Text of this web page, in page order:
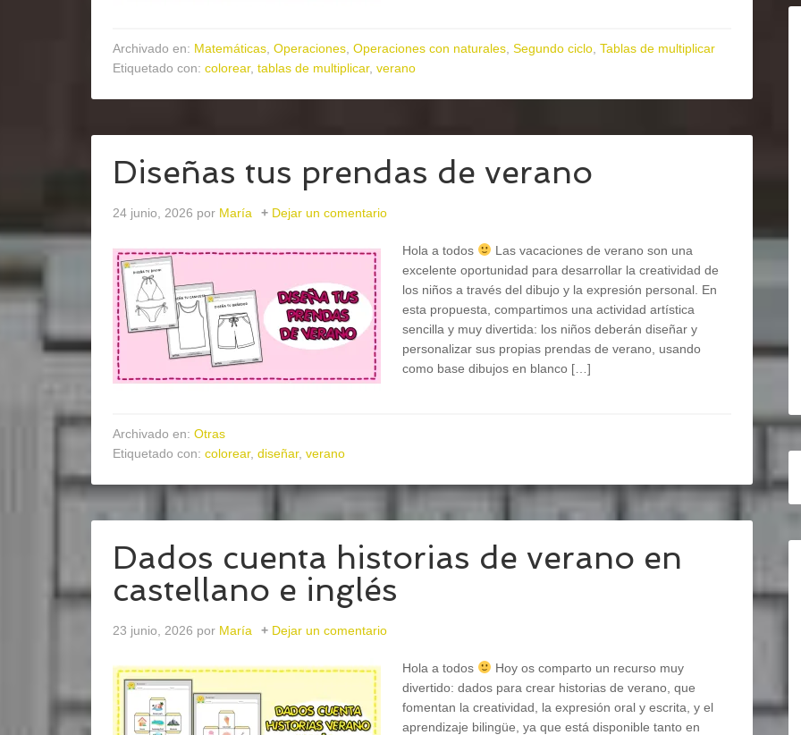
Archivado en: Matemáticas Operaciones Operaciones con naturales Segundo ciclo Tablas de multiplicar
Etiquetado con: colorear, tablas de multiplicar, verano
Diseñas tus prendas de verano
24 junio, 2026 por María Dejar un comentario
Hola a todos
Las vacaciones de verano son una
excelente oportunidad para desarrollar la creatividad de
los niños a través del dibujo y la expresión personal. En
esta propuesta, compartimos una actividad artística
sencilla y muy divertida: los niños deberán diseñar y
personalizar sus propias prendas de verano, usando
como base dibujos en blanco […]
Archivado en: Otras
Etiquetado con: colorear, diseñar, verano
Dados cuenta historias de verano en
castellano e inglés
23 junio, 2026 por María Dejar un comentario
Hola a todos
Hoy os comparto un recurso muy
divertido: dados para crear historias de verano, que
fomentan la creatividad, la expresión oral y escrita, y el
aprendizaje bilingüe, ya que está disponible tanto en